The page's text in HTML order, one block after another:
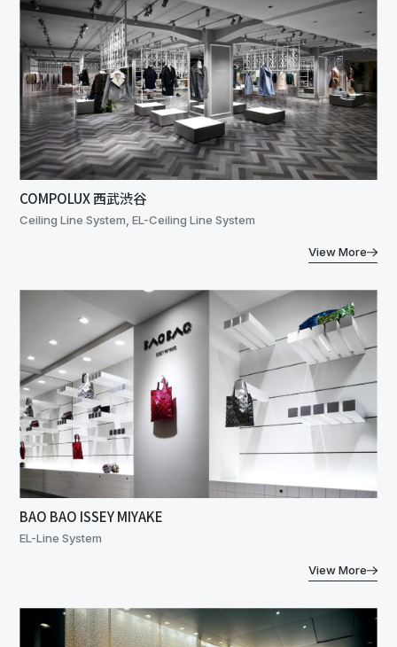
COMPOLUX 西武渋谷
Ceiling Line System, EL-Ceiling Line System
View More
BAO BAO ISSEY MIYAKE
EL-Line System
View More